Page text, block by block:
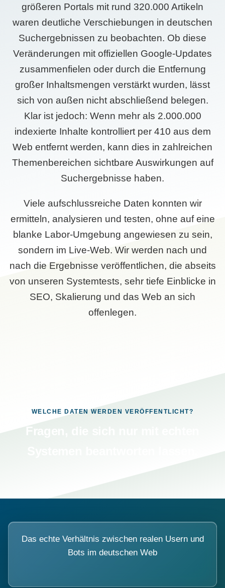
größeren Portals mit rund 320.000 Artikeln
waren deutliche Verschiebungen in deutschen
Suchergebnissen zu beobachten. Ob diese
Veränderungen mit offiziellen Google-Updates
zusammenfielen oder durch die Entfernung
großer Inhaltsmengen verstärkt wurden, lässt
sich von außen nicht abschließend belegen.
Klar ist jedoch: Wenn mehr als 2.000.000
indexierte Inhalte kontrolliert per 410 aus dem
Web entfernt werden, kann dies in zahlreichen
Themenbereichen sichtbare Auswirkungen auf
Suchergebnisse haben.
Viele aufschlussreiche Daten konnten wir
ermitteln, analysieren und testen, ohne auf eine
blanke Labor-Umgebung angewiesen zu sein,
sondern im Live-Web. Wir werden nach und
nach die Ergebnisse veröffentlichen, die abseits
von unseren Systemtests, sehr tiefe Einblicke in
SEO, Skalierung und das Web an sich
offenlegen.
WELCHE DATEN WERDEN VERÖFFENTLICHT?
Das echte Verhältnis zwischen realen Usern und
Bots im deutschen Web